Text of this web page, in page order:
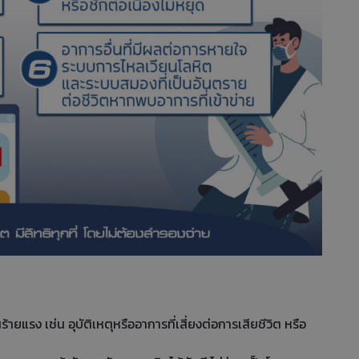
ยแรง เช่น อุบัติเหตุหรืออาการที่เสี่ยงต่อการเสียชีวิต หรือ